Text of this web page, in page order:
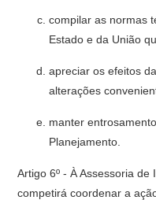
compilar as normas
Estado e da União
apreciar os efeitos
alterações
manter
Planejamento.
Artigo 6º - À Assessoria
competirá coordenar a